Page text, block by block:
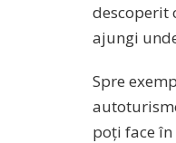
descoperit
ajungi
Spre
poți face